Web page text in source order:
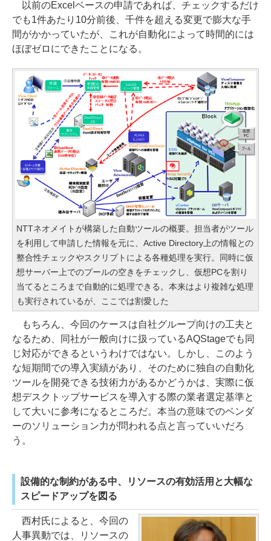
以前のExcelベースの申請であれば、チェックするだけ
でも1件あたり10分前後、千件を超える変更で膨大な手
間がかかっていたが、これが自動化によって時間的には
ほぼゼロにできたことになる。
NTTネオメイトが構築した自動ツールの概要。担当者がツール
を利用して申請した情報を元に、Active Directory上の情報との
整合性チェックやスクリプトによる各種処理を実行。同時に仮
想サーバー上でのプールの空きをチェックし、仮想PCを割り
当てるところまで自動的に処理できる。本来はより複雑な処理
も実行されているが、ここでは割愛した
もちろん、今回のケースは自社グループ向けの工夫と
なるため、同社が一般向けに扱っているAQStageでも同
じ対応ができるというわけではない。しかし、このよう
な短期間での導入実績があり、そのために独自の自動化
ツールを開発できる技術力があるかどうかは、実際に仮
想デスクトップサービスを導入する際の業者選定基準と
して大いに参考になるところだ。本当の意味でのベンダ
ーのソリューション力が問われる点と言っていいだろ
う。
設備的な制約がある中、リソースの有効活用と大幅な
スピードアップを図る
西村氏によると、今回の
人事異動では、リソースの